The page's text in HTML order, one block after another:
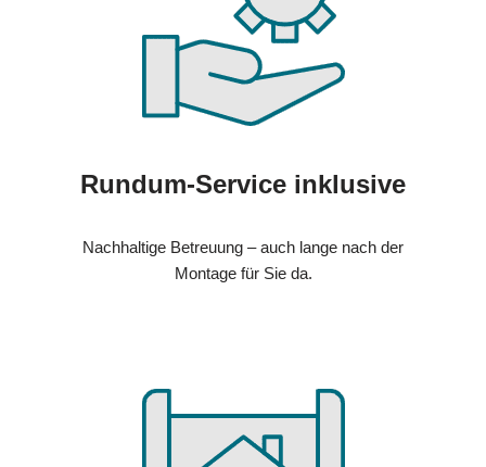
Rundum-Service inklusive
Nachhaltige Betreuung – auch lange nach der
Montage für Sie da.